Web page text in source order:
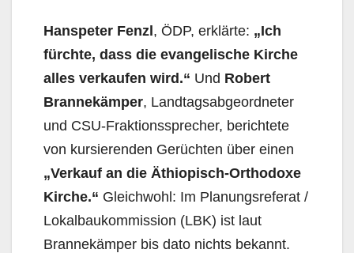
Hanspeter Fenzl, ÖDP, erklärte: „Ich
fürchte, dass die evangelische Kirche
alles verkaufen wird.“ Und Robert
Brannekämper, Landtagsabgeordneter
und CSU-Fraktionssprecher, berichtete
von kursierenden Gerüchten über einen
„Verkauf an die Äthiopisch-Orthodoxe
Kirche.“ Gleichwohl: Im Planungsreferat /
Lokalbaukommission (LBK) ist laut
Brannekämper bis dato nichts bekannt.